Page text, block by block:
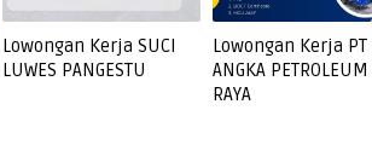
Lowongan Kerja SUCI
LUWES PANGESTU
Lowongan Kerja PT
ANGKA PETROLEUM
RAYA